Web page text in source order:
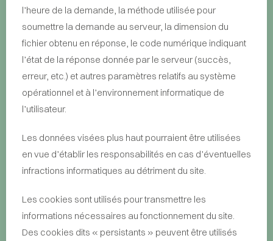
l’heure de la demande, la méthode utilisée pour
soumettre la demande au serveur, la dimension du
fichier obtenu en réponse, le code numérique indiquant
l’état de la réponse donnée par le serveur (succès,
erreur, etc.) et autres paramètres relatifs au système
opérationnel et à l’environnement informatique de
l’utilisateur.
Les données visées plus haut pourraient être utilisées
en vue d’établir les responsabilités en cas d’éventuelles
infractions informatiques au détriment du site.
Les cookies sont utilisés pour transmettre les
informations nécessaires au fonctionnement du site.
Des cookies dits « persistants » peuvent être utilisés